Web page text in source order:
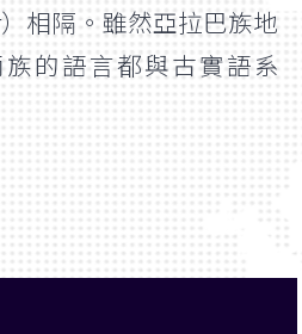
相隔。雖然亞拉巴族地
的語言都與古實語系